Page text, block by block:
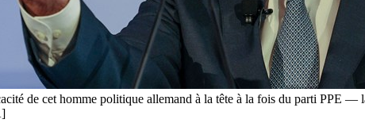
de cet homme politique allemand à la tête à la fois du parti PPE